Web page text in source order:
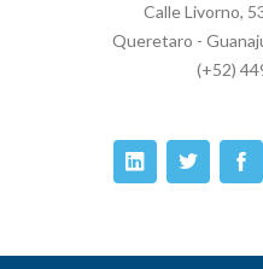
Calle Livorno,
Queretaro -
(+52)